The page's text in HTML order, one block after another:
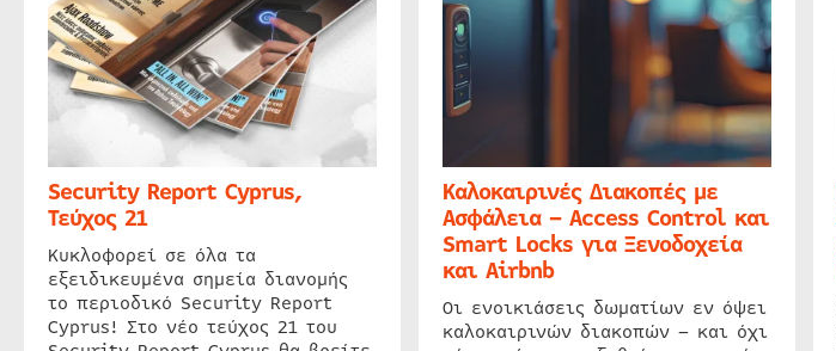
Security Report Cyprus,
Τεύχος 21
Κυκλοφορεί σε όλα τα
εξειδικευμένα σημεία διανομής
το περιοδικό Security Report
Cyprus! Στο νέο τεύχος 21 του
Καλοκαιρινές Διακοπές με
Ασφάλεια – Access Control και
Smart Locks για Ξενοδοχεία
και Airbnb
Οι ενοικιάσεις δωματίων εν όψει
καλοκαιρινών διακοπών – και όχι